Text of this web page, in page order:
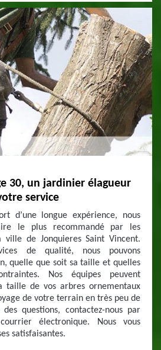
30, un jardinier élagueur
service
d’une longue expérience, nous
le plus recommandé par les
ville de Jonquieres Saint Vincent.
de qualité, nous pouvons
quelle que soit sa taille et quelles
Nos équipes peuvent
taille de vos arbres ornementaux
de votre terrain en très peu de
questions, contactez-nous par
électronique. Nous vous
satisfaisantes.